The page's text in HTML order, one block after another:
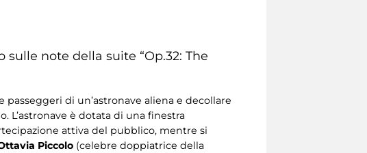
note della suite “Op.32: The
di un’astronave aliena e decollare
L’astronave è dotata di una finestra
attiva del pubblico, mentre si
Piccolo (celebre doppiatrice della